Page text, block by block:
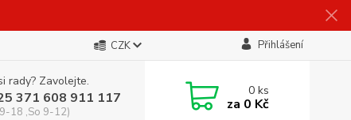
CZK Přihlášení
rady? Zavolejte.
371 608 911 117
18 ,So 9-12)
0ks
za 0 Kč